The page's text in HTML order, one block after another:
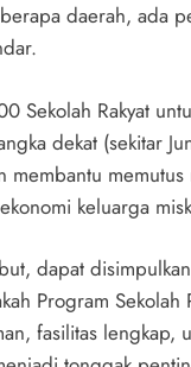
daerah, ada
Sekolah Rakyat
dekat (sekitar
keluarga
dapat
Program
fasilitas